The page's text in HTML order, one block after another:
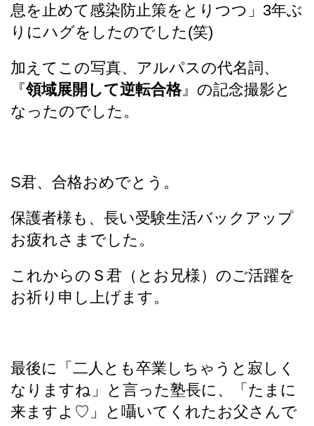
息を止めて感染防止策をとりつつ」3年ぶ
りにハグをしたのでした(笑)
加えてこの写真、アルパスの代名詞、
『領域展開して逆転合格』の記念撮影と
なったのでした。
S君、合格おめでとう。
保護者様も、長い受験生活バックアップ
お疲れさまでした。
これからのＳ君（とお兄様）のご活躍を
お祈り申し上げます。
最後に「二人とも卒業しちゃうと寂しく
なりますね」と言った塾長に、「たまに
来ますよ♡」と囁いてくれたお父さんで